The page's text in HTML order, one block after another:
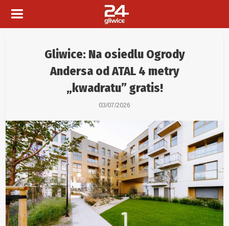
Gliwice: Na osiedlu Ogrody
Andersa od ATAL 4 metry
„kwadratu” gratis!
03/07/2026